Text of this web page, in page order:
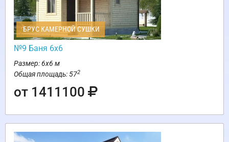
БРУС КАМЕРНОЙ СУШКИ
№9 Баня 6х6
Размер: 6х6 м
Общая площадь: 572
от 1411100